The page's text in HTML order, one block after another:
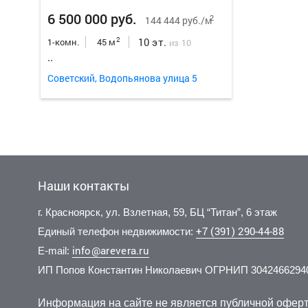
6 500 000 руб. 144 444 руб./м2
1-комн. 45 м2 10 эт. из 10
..
Советский, Водопьянова улица 5
4 300 000 руб. 91 102 руб./м2
2-комн. 47.2 м 2 эт. из 5
3 200
2-комн.
5 000 000 руб. 107 991 руб./м2
2-комн. 46.3 м 1 эт. из 5
3 900
1-комн.
Наши контакты
г. Красноярск, ул. Взлетная, 59, БЦ “Титан”, 6 этаж
Единый телефон недвижимости: +7 (391) 290-44-88
E-mail: info@arevera.ru
ИП Попов Константин Николаевич ОГРНИП
Информация на сайте не является публичной